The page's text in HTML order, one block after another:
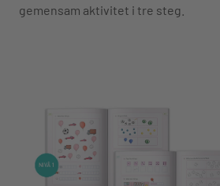
gemensam aktivitet i tre steg.